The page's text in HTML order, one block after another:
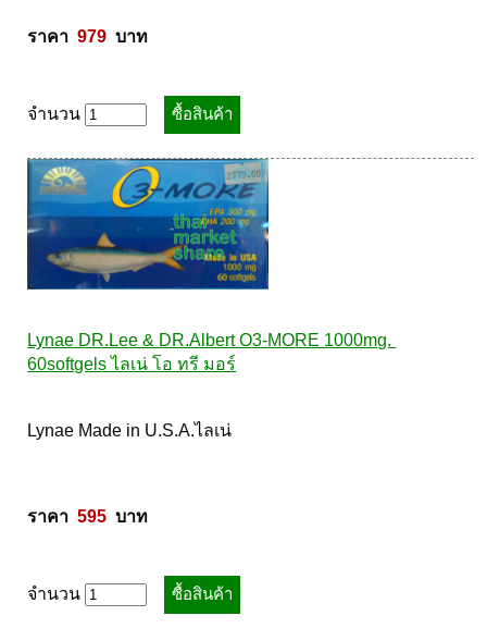
สมอง ความจำ น้ำมันปลา
Beta Glucan
กล้ามเนื้อ เพาะกาย
สำหรับท่านชาย
จุดซ่อนเร้นผู้หญิง
สินค้าเด็ก
สินค้าอื่นๆ
HARRIS
Organic's Herbs
Laurance ลอเรนซ์
HerBlanc เฮอบลัง
Amsel
Bode
LYNAE
Pharmahof
CeraVe
Eucerin ยูเซอรีน
Pharmapure
ราคา 979
  บาท
จำนวน
Lynae DR.Lee & DR.Albert O3-MORE 1000mg.
60softgels ไลเน่ โอ ทรี มอร์
Lynae Made in U.S.A.ไลเน่
ราคา 595
  บาท
จำนวน